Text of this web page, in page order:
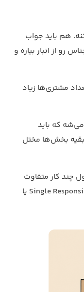
هم باید جواب
رو از انبار بیاره و
مشتری‌ها زیاد
که باید
بقیه بخش‌ها مختل
چند کار متفاوت
Single یا